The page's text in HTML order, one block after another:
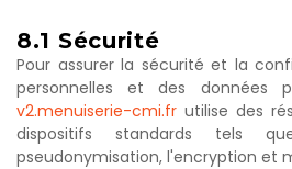
8.1 Sécurité
Pour assurer la sécurité et la
personnelles et des données
v2.menuiserie-cmi.fr utilise des
dispositifs standards tels
pseudonymisation, l'encryption et